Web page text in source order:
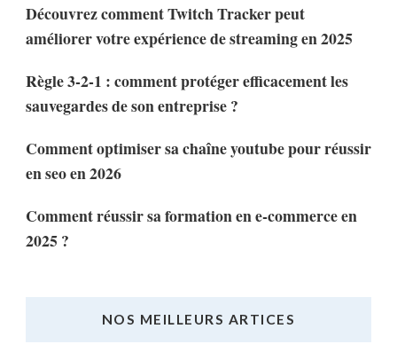
Découvrez comment Twitch Tracker peut
améliorer votre expérience de streaming en 2025
Règle 3-2-1 : comment protéger efficacement les
sauvegardes de son entreprise ?
Comment optimiser sa chaîne youtube pour réussir
en seo en 2026
Comment réussir sa formation en e-commerce en
2025 ?
NOS MEILLEURS ARTICES